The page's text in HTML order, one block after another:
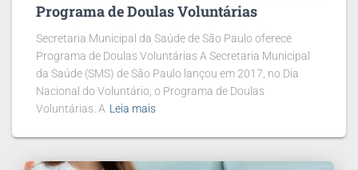
Programa de Doulas Voluntárias
Secretaria Municipal da Saúde de São Paulo oferece
Programa de Doulas Voluntárias A Secretaria Municipal
da Saúde (SMS) de São Paulo lançou em 2017, no Dia
Nacional do Voluntário, o Programa de Doulas
Voluntárias. A Leia mais